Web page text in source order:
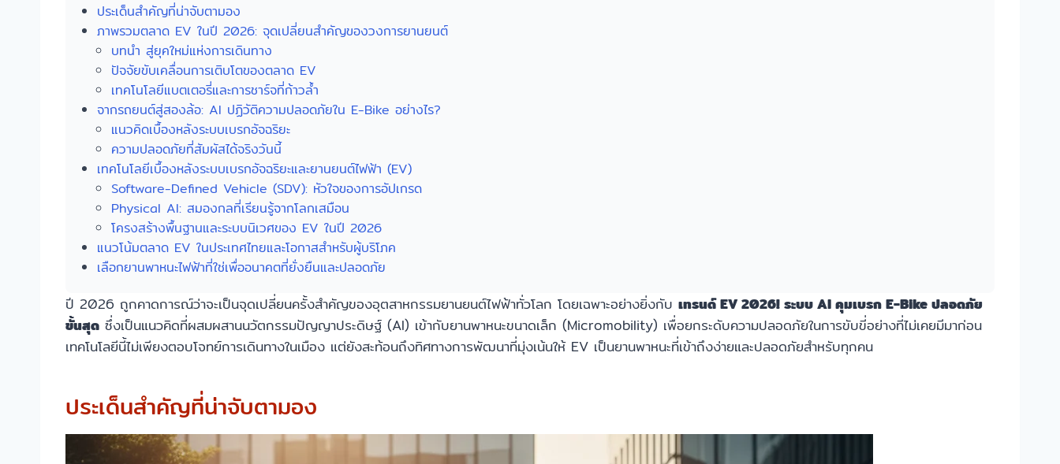
ประเด็นสำคัญที่น่าจับตามอง
ภาพรวมตลาด EV ในปี 2026: จุดเปลี่ยนสำคัญของวงการยานยนต์
บทนำ สู่ยุคใหม่แห่งการเดินทาง
ปัจจัยขับเคลื่อนการเติบโตของตลาด EV
เทคโนโลยีแบตเตอรี่และการชาร์จที่ก้าวล้ำ
จากรถยนต์สู่สองล้อ: AI ปฏิวัติความปลอดภัยใน E-Bike อย่างไร?
แนวคิดเบื้องหลังระบบเบรกอัจฉริยะ
ความปลอดภัยที่สัมผัสได้จริงวันนี้
เทคโนโลยีเบื้องหลังระบบเบรกอัจฉริยะและยานยนต์ไฟฟ้า (EV)
Software-Defined Vehicle (SDV): หัวใจของการอัปเกรด
Physical AI: สมองกลที่เรียนรู้จากโลกเสมือน
โครงสร้างพื้นฐานและระบบนิเวศของ EV ในปี 2026
แนวโน้มตลาด EV ในประเทศไทยและโอกาสสำหรับผู้บริโภค
เลือกยานพาหนะไฟฟ้าที่ใช่เพื่ออนาคตที่ยั่งยืนและปลอดภัย
ปี 2026 ถูกคาดการณ์ว่าจะเป็นจุดเปลี่ยนครั้งสำคัญของอุตสาหกรรมยานยนต์ไฟฟ้าทั่วโลก โดยเฉพาะอย่างยิ่งกับ เทรนด์ EV 2026! ระบบ AI คุมเบรก E-Bike ปลอดภัย
ขั้นสุด ซึ่งเป็นแนวคิดที่ผสมผสานนวัตกรรมปัญญาประดิษฐ์ (AI) เข้ากับยานพาหนะขนาดเล็ก (Micromobility) เพื่อยกระดับความปลอดภัยในการขับขี่อย่างที่ไม่เคยมีมาก่อน
เทคโนโลยีนี้ไม่เพียงตอบโจทย์การเดินทางในเมือง แต่ยังสะท้อนถึงทิศทางการพัฒนาที่มุ่งเน้นให้ EV เป็นยานพาหนะที่เข้าถึงง่ายและปลอดภัยสำหรับทุกคน
ประเด็นสำคัญที่น่าจับตามอง